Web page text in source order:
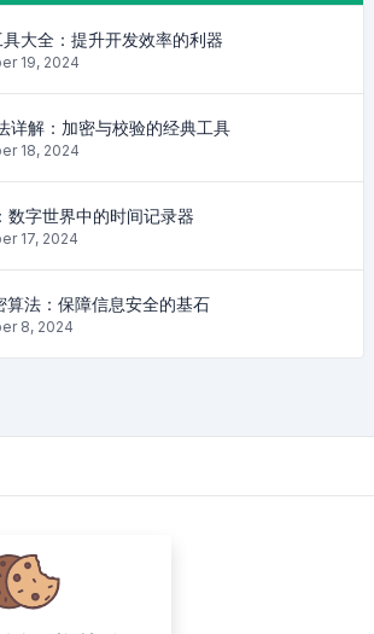
大全：提升开发效率的利器
19, 2024
详解：加密与校验的经典工具
18, 2024
数字世界中的时间记录器
17, 2024
算法：保障信息安全的基石
8, 2024
的网站？